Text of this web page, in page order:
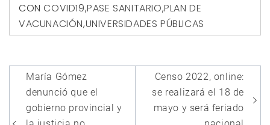
CONCOVID19,PASE SANITARIO,PLAN DE
VACUNACIÓN,UNIVERSIDADES PÚBLICAS
Navegación
de
entradas
María Gómez
denunció que el
gobierno provincial y
Censo 2022, online:
se realizará el 18 de
mayo y será feriado